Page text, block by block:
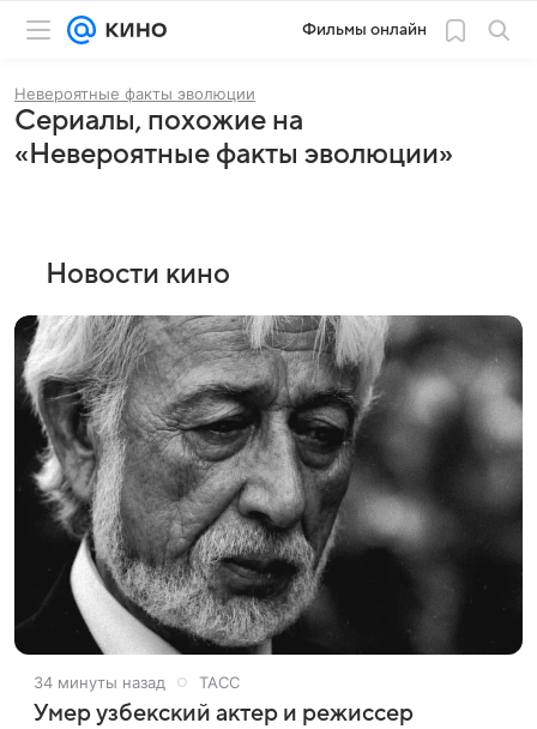
Фильмы онлайн
Невероятные факты эволюции
Сериалы, похожие на
«Невероятные факты эволюции»
Новости кино
34 минуты назад ТАСС
Умер узбекский актер и режиссер